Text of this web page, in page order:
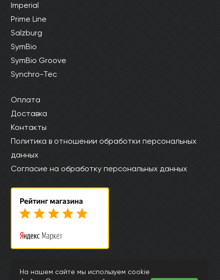
Imperial
Prime Line
Salzburg
SymBio
SymBio Groove
Synchro-Tec
Оплата
Доставка
Контакты
Политика в отношении обработки персональных
данных
Согласие на обработку персональных данных
© Интернет магазин laminat-kronostar.ru 2015-2026
На нашем сайте мы используем cookie